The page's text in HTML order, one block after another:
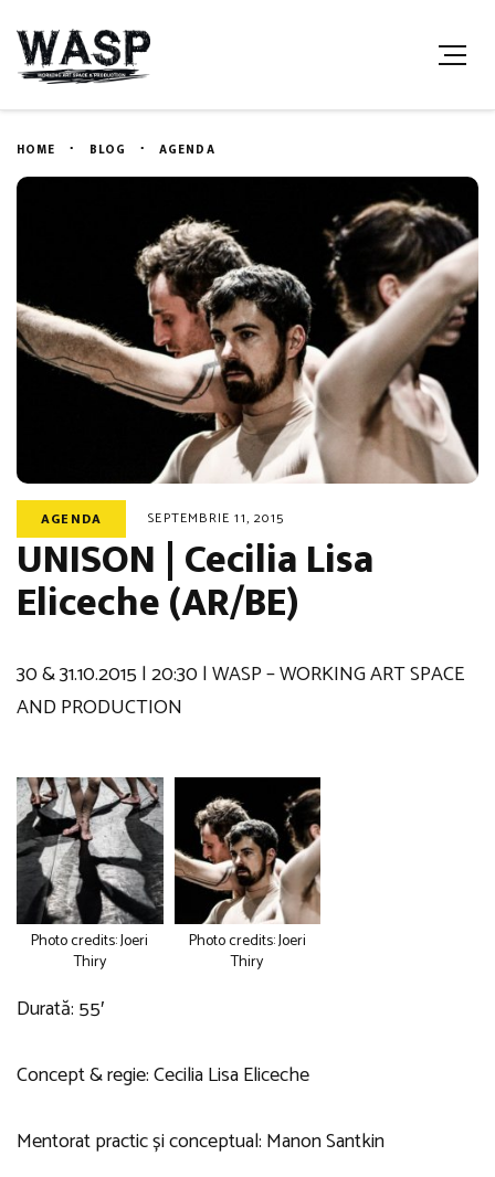
HOME BLOG AGENDA
AGENDA SEPTEMBRIE 11, 2015
UNISON | Cecilia Lisa
Eliceche (AR/BE)
30 & 31.10.2015 | 20:30 | WASP – WORKING ART SPACE
AND PRODUCTION
Photo credits: Joeri
Thiry
Photo credits: Joeri
Thiry
Durată: 55′
Concept & regie: Cecilia Lisa Eliceche
Mentorat practic și conceptual: Manon Santkin